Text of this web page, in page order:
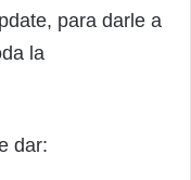
para darle a
la
dar: